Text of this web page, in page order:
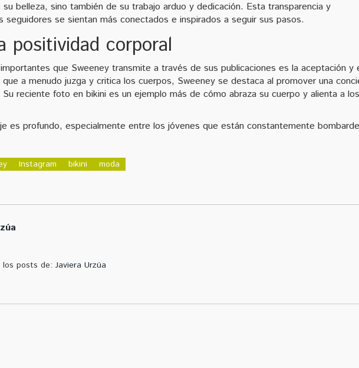
belleza, sino también de su trabajo arduo y dedicación. Esta transparencia y
seguidores se sientan más conectados e inspirados a seguir sus pasos.
positividad corporal
que Sweeney transmite a través de sus publicaciones es la aceptación y
a menudo juzga y critica los cuerpos, Sweeney se destaca al promover una
reciente foto en bikini es un ejemplo más de cómo abraza su cuerpo y alienta a los
es profundo, especialmente entre los jóvenes que están constantemente
Instagram bikini moda
posts de: Javiera Urzúa